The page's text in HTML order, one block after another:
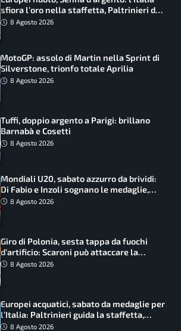
sfiora l’oro nella staffetta, Paltrinieri da
urlo, il bilancio azzurro
8 Agosto 2026
MotoGP: assolo di Martin nella Sprint di
Silverstone, trionfo totale Aprilia
8 Agosto 2026
Tuffi, doppio argento a Parigi: brillano
Barnabà e Cosetti
8 Agosto 2026
Mondiali U20, sabato azzurro da brividi:
Di Fabio e Inzoli sognano le medaglie,
Castellani e Succo in finale
8 Agosto 2026
Giro di Polonia, sesta tappa da fuochi
d’artificio: Scaroni può attaccare la
maglia di Lemmen
8 Agosto 2026
Europei acquatici, sabato da medaglie per
l’Italia: Paltrinieri guida la staffetta,
Barnabà sogna l’oro dalle grandi altezze
8 Agosto 2026